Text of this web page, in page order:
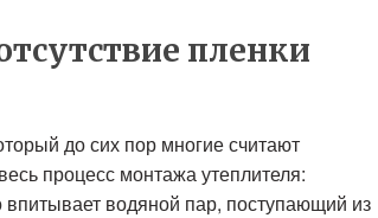
пленки
до сих пор многие считают
процесс монтажа утеплителя:
впитывает водяной пар, поступающий из